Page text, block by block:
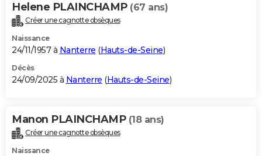
Alimentation
Guide de la santé
Maladies
Médicaments
Sommeil
VOYAGE
Destinations
City break
Voyage nature
Voyage de noces
Forum
Climat
+PHOTO
GUIDES D'ACHAT
BONS PLANS
Carte de Noël
Carte Bonne année
Carte Saint-Valentin
Carte Pâques
Carte d'anniversaire
DICTIONNAIRE
Dictionnaire
Biographies
Citations
Expressions
Proverbes
PROGRAMME TV
Helene PLAINCHAMP (67 ans)
Créer une cagnotte obsèques
Naissance
24/11/1957 à Nanterre (Hauts-de-Seine)
Décès
24/09/2025 à Nanterre (Hauts-de-Seine)
Manon PLAINCHAMP (18 ans)
Créer une cagnotte obsèques
Naissance